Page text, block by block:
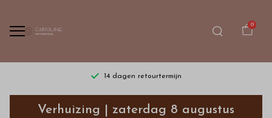
0
14 dagen retourtermijn
PakjeVerhuizing | zaterdag 8 augustus